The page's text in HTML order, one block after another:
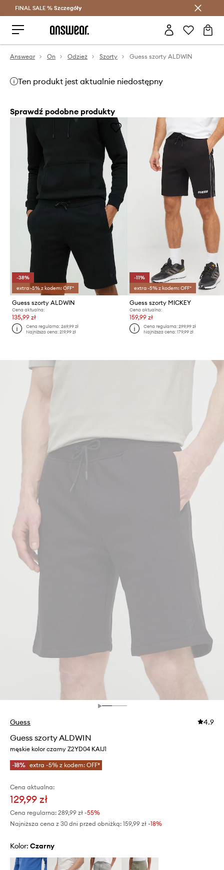
Oszczędzaj z Answear Club >
FINAL SALE % Szczegóły
Answear On Odzież Szorty Guess szorty ALDWIN
Ten produkt jest aktualnie niedostępny
Sprawdź podobne produkty
-38%
extra -5% z kodem: OFF*
Guess szorty ALDWIN
Cena aktualna:
135,99 zł
Cena regularna:269,99 zł
Najniższa cena:219,99 zł
-11%
extra -5% z kodem: OFF*
Guess szorty MICKEY
Cena aktualna:
159,99 zł
Cena regularna: 299,99 zł
Najniższa cena: 179,99 zł
Guess 4.9
Guess szorty ALDWIN
męskie kolor czarny Z2YD04 KAIJ1
-18% extra -5% z kodem: OFF*
Cena aktualna:
129,99 zł
Cena regularna: 289,99 zł -55%
Najniższa cena z 30 dni przed obniżką: 159,99 zł -18%
Kolor: czarny